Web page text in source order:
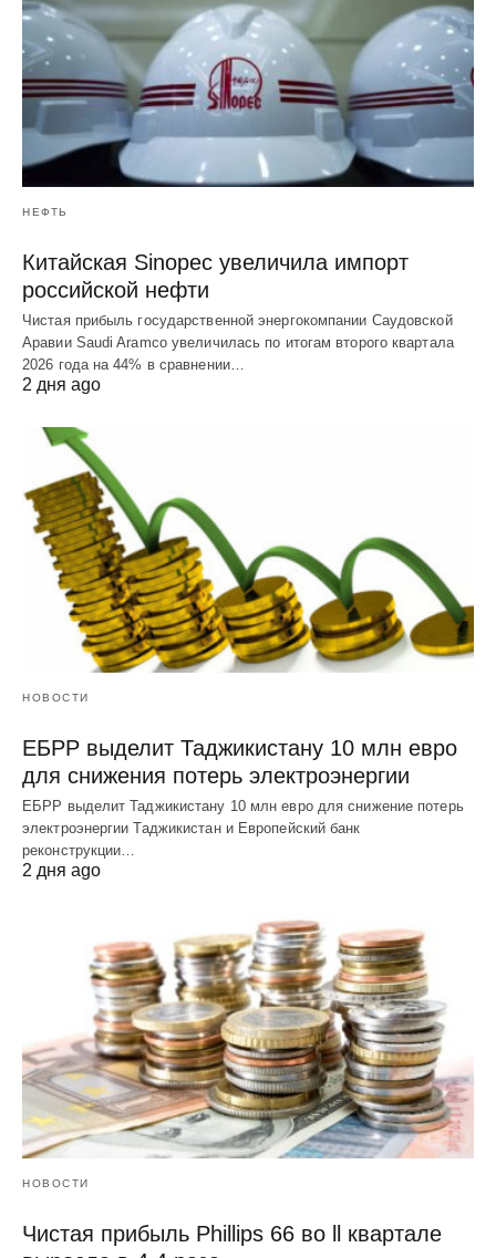
НЕФТЬ
Китайская Sinopec увеличила импорт
российской нефти
Чистая прибыль государственной энергокомпании Саудовской
Аравии Saudi Aramco увеличилась по итогам второго квартала
2026 года на 44% в сравнении…
2 дня ago
НОВОСТИ
ЕБРР выделит Таджикистану 10 млн евро
для снижения потерь электроэнергии
ЕБРР выделит Таджикистану 10 млн евро для снижение потерь
электроэнергии Таджикистан и Европейский банк
реконструкции…
2 дня ago
НОВОСТИ
Чистая прибыль Phillips 66 во ll квартале